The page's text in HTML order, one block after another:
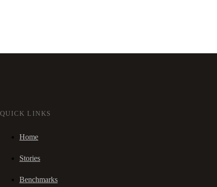
QUICK LINKS
Home
Stories
Benchmarks